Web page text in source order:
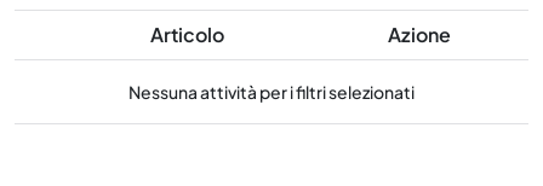
Articolo Azione
Nessuna attività per i filtri selezionati